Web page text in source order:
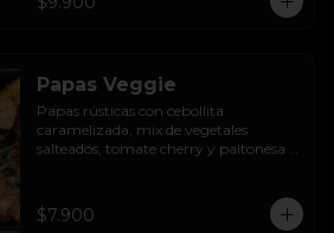
Papas Veggie
Papas rústicas con cebollita
caramelizada, mix de vegetales
salteados, tomate cherry y paltonesa
$7.900